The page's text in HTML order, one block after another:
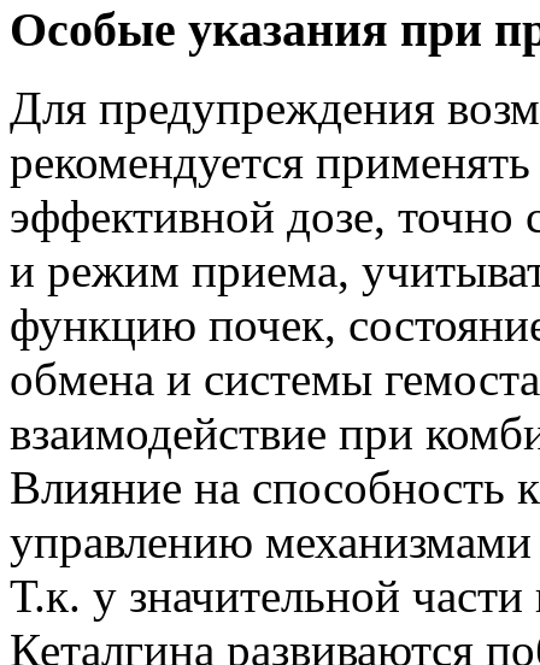
Особые указания при
Для предупреждения
рекомендуется
эффективной дозе, точно
и режим приема,
функцию почек,
обмена и системы
взаимодействие при
Влияние на способность
управлению механизмами
Т.к. у значительной
Кеталгина развиваются